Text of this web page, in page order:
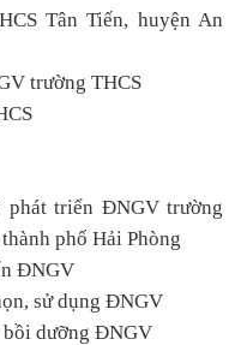
Tân Tiến, huyện An
trường THCS
phát triển ĐNGV trường
phố Hải Phòng
ĐNGV
sử dụng ĐNGV
bồi dưỡng ĐNGV